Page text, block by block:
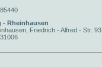
- Rheinhausen
Friedrich - Alfred - Str. 93